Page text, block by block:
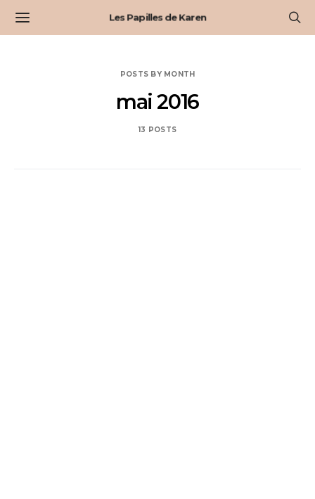
Les Papilles de Karen
POSTS BY MONTH
mai 2016
13 POSTS